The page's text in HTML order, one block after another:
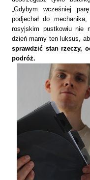
„Gdybym wcześniej
podjechał do
rosyjskim pustkowiu nie
dzień mamy ten luksus,
sprawdzić stan rzeczy,
podróż.